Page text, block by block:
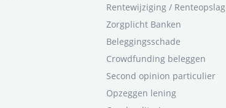
Rentewijziging / Renteopslag
Zorgplicht Banken
Beleggingsschade
Crowdfunding beleggen
Second opinion particulier
Opzeggen lening